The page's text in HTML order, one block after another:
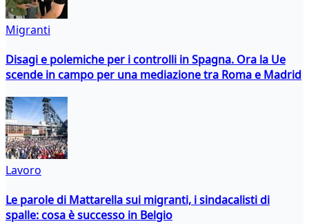
Migranti
Disagi e polemiche per i controlli in Spagna. Ora la Ue
scende in campo per una mediazione tra Roma e Madrid
Lavoro
Le parole di Mattarella sui migranti, i sindacalisti di
spalle: cosa è successo in Belgio